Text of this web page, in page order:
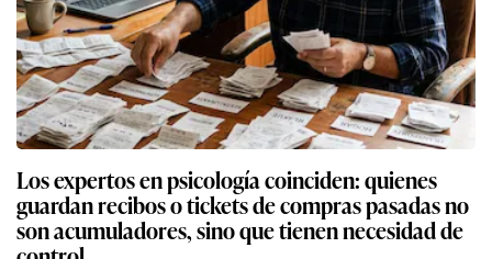
Los expertos en psicología coinciden: quienes
guardan recibos o tickets de compras pasadas no
son acumuladores, sino que tienen necesidad de